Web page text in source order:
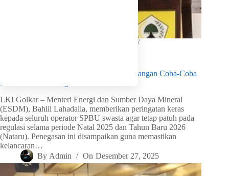
Bahlil Lahadalia Warning SPBU Swasta: Jangan Coba-Coba
Lawan dan Atur Negara
LKI Golkar – Menteri Energi dan Sumber Daya Mineral
(ESDM), Bahlil Lahadalia, memberikan peringatan keras
kepada seluruh operator SPBU swasta agar tetap patuh pada
regulasi selama periode Natal 2025 dan Tahun Baru 2026
(Nataru). Penegasan ini disampaikan guna memastikan
kelancaran…
By Admin On Desember 27, 2025